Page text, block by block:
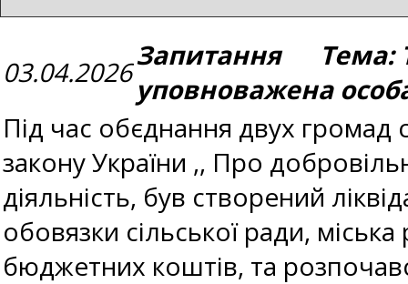
03.04.2026Запитання Тема:
уповноважена
Під час обєднання двух громад
закону України ,, Про
діяльність, був створений
обовязки сільської ради,
бюджетних коштів, та